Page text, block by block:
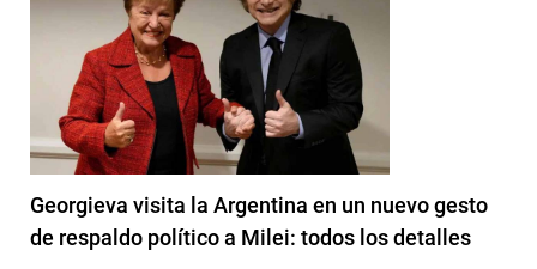
Georgieva visita la Argentina en un nuevo gesto
de respaldo político a Milei: todos los detalles